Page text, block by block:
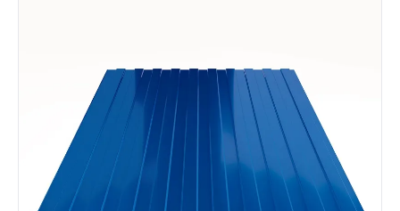
Сваи винтовые
Забор